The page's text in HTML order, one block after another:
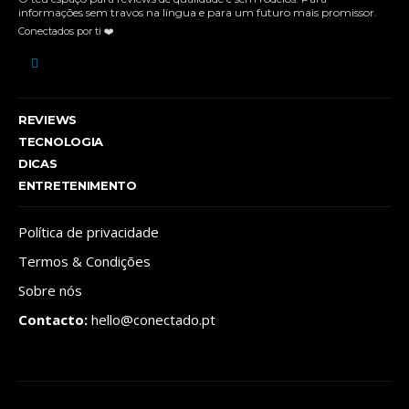
informações sem travos na língua e para um futuro mais promissor.
Conectados por ti ❤️
REVIEWS
TECNOLOGIA
DICAS
ENTRETENIMENTO
Política de privacidade
Termos & Condições
Sobre nós
Contacto: hello@conectado.pt